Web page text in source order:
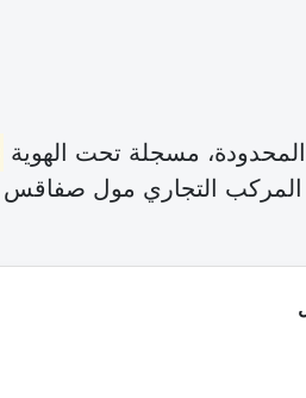
مسجلة تحت الهوية